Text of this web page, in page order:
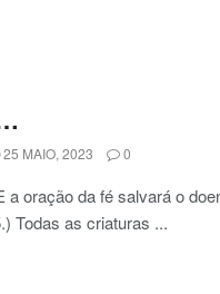
25 MAIO, 2023 0
a oração da fé salvará o
Todas as criaturas ...